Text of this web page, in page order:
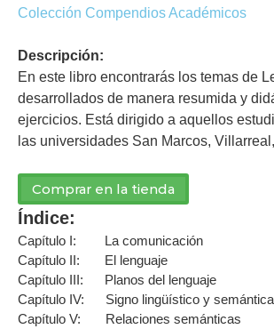
Colección Compendios Académicos
Descripción:
En este libro encontrarás los temas de
desarrollados de manera resumida y
ejercicios. Está dirigido a aquellos
las universidades San Marcos,
Comprar en la tienda
Índice:
Capítulo I: La comunicación
Capítulo II: El lenguaje
Capítulo III: Planos del lenguaje
Capítulo IV: Signo lingüístico y semántica
Capítulo V: Relaciones semánticas